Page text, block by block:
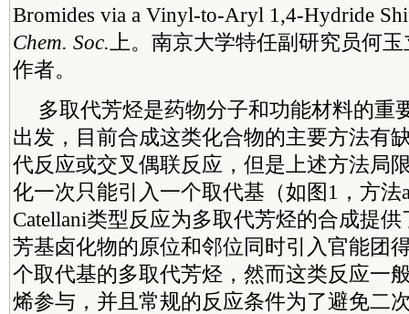
Bromides via a Vinyl-to-Aryl 1,4-Hydride
Chem. Soc. 上。 南京大学特任副研究员何
作者。
多取代芳烃是药物分子和功能材料的重
出发，目前合成这类化合物的主要方法有
代反应或交叉偶联反应，但是上述方法局
化一次只能引入一个取代基（如图1，方法
Catellani类型反应为多取代芳烃的合成提
芳基卤化物的原位和邻位同时引入官能团
个取代基的多取代芳烃，然而这类反应一
烯参与，并且常规的反应条件为了避免二